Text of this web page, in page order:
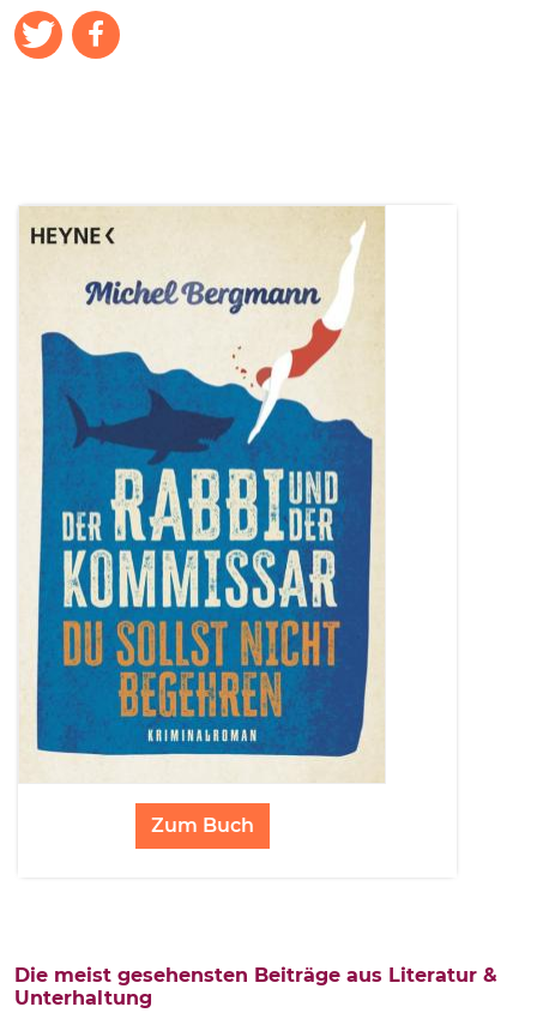
Zum Buch
Die meist gesehensten Beiträge aus Literatur &
Unterhaltung